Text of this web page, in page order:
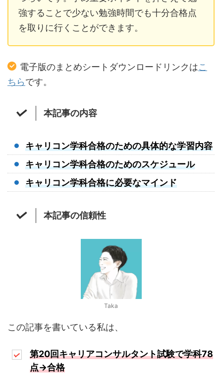
強することで少ない勉強時間でも十分合格点
を取りに行くことができます。
電子版のまとめシートダウンロードリンクはこ
ちらです。
本記事の内容
キャリコン学科合格のための具体的な学習内容
キャリコン学科合格のためのスケジュール
キャリコン学科合格に必要なマインド
本記事の信頼性
Taka
この記事を書いている私は、
第20回キャリアコンサルタント試験で学科78
点→合格